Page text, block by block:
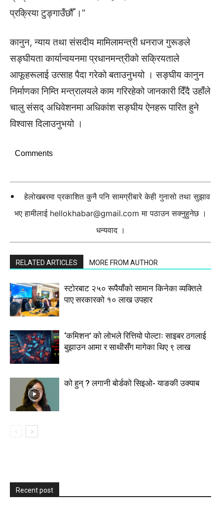
प्रक्रिया टुङ्गाउँछौँ ।”
कानुन, न्याय तथा संसदीय मामिलामन्त्री धनराज गुरूङले
सङ्घीयता कार्यान्वयनमा प्रधानमन्त्रीको सक्रियताले
आफूहरूलाई उत्साह पैदा गरेको बताउनुभयो । सङ्घीय कानुन
निर्माणका निम्ति मन्त्रालयले काम गरिरहेको जानकारी दिँदै उहाँले
चालु संसद् अधिवेशनमा अधिकांश सङ्घीय ऐनहरू पारित हुने
विश्वास दिलाउनुभयो ।
Comments
हेलोखबरमा प्रकाशित कुनै पनि सामग्रीबारे केही गुनासो तथा सुझाव
भए हामीलाई hellokhabar@gmail.com मा पठाउन सक्नुहुनेछ ।
धन्यवाद ।
RELATED ARTICLES MORE FROM AUTHOR
स्टाेरबाट २५० रूपैयाँको सामान किनेका व्यक्तिले
पाए सरकारको १० लाख उपहार
‘कमिशन’ को लोभले रित्तियो पोल्टाः साइबर ठगलाई
बुझाउन आमा र साथीसँग मागेका थिए ९ लाख
को हुन् ? लगानी बोर्डको सिइओ- याङकी उक्याब
Recent post